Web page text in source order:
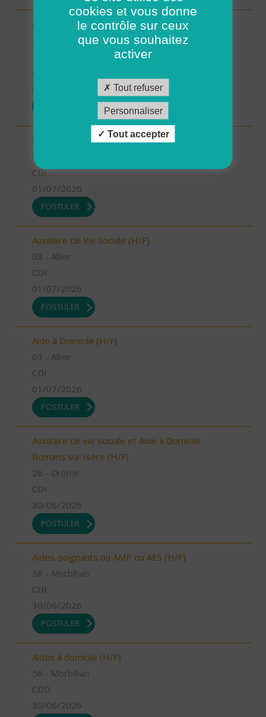
Aide-Soignant(e) à Domicile PLOUGASTEL-
DAOULAS CDD 80% (H/F)
INFIRMIER COORDINATEUR (H/F)
55 - Meuse
CDI
01/07/2026
POSTULER
Auxiliaire de Vie Sociale (H/F)
03 - Allier
CDI
01/07/2026
POSTULER
Aide à Domicile (H/F)
03 - Allier
CDI
01/07/2026
POSTULER
Auxiliaire de vie sociale et Aide à Domicile
Romans sur Isère (H/F)
26 - Drôme
CDI
30/06/2026
POSTULER
Aides-soignants ou AMP ou AES (H/F)
56 - Morbihan
CDI
30/06/2026
POSTULER
Aides à domicile (H/F)
56 - Morbihan
CDD
30/06/2026
cookies et vous donne
le contrôle sur ceux
que vous souhaitez
activer
Tout refuser
Personnaliser
Tout accepter